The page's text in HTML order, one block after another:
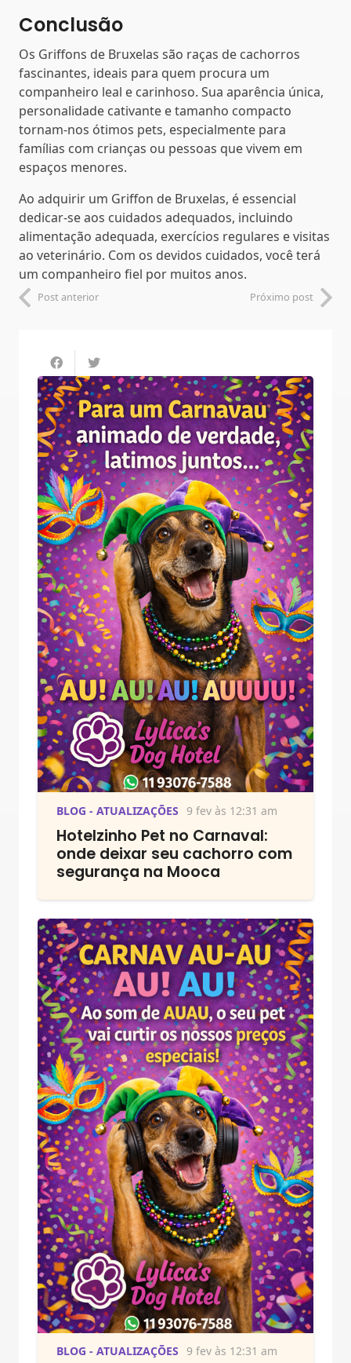
Conclusão
Os Griffons de Bruxelas são raças de cachorros
fascinantes, ideais para quem procura um
companheiro leal e carinhoso. Sua aparência única,
personalidade cativante e tamanho compacto
tornam-nos ótimos pets, especialmente para
famílias com crianças ou pessoas que vivem em
espaços menores.
Ao adquirir um Griffon de Bruxelas, é essencial
dedicar-se aos cuidados adequados, incluindo
alimentação adequada, exercícios regulares e visitas
ao veterinário. Com os devidos cuidados, você terá
um companheiro fiel por muitos anos.
Post anterior Próximo post
BLOG - ATUALIZAÇÕES 9 fev às 12:31 am
Hotelzinho Pet no Carnaval:
onde deixar seu cachorro com
segurança na Mooca
BLOG - ATUALIZAÇÕES 9 fev às 12:31 am